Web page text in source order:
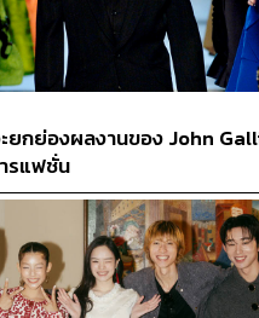
Set (11,390 บาท)
ะเห็นดีไซน์ใหม่ล่าสุดกันบ้าง
ดเอสเซนส์เป็นฝีมือของศิลปิน
รับอย่างกว้างขวางในผลงานส
บนขวดของ SK-ll ยิ่งกลายเป็
ห้แบรนด์ดูเด็กลงและมีความ
มากขึ้น สำหรับเซตนี้แนะนำเ
เซนส์และโลชั่นแล้ว สิ่งที่แถม
Clear Lotion กับแผ่นมาสก์หน้า
าใช้ดี เพิ่มให้อีก 2 ชิ้น
ยกย่องผลงานของ John
รแฟชั่น